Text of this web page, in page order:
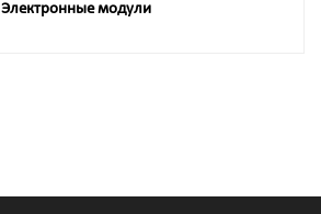
Электронные модули